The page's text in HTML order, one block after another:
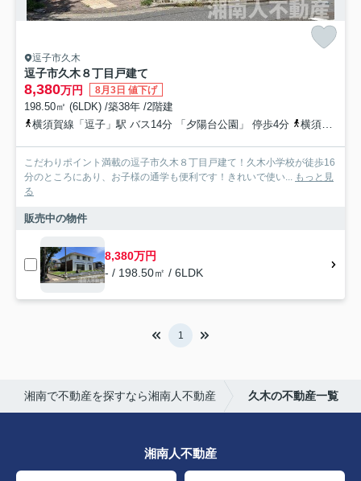
逗子市久木
逗子市久木８丁目戸建て
8,380万円 8月3日 値下げ
198.50㎡ (6LDK) /築38年 /2階建
横須賀線「逗子」駅 バス14分 「夕陽台公園」 停歩4分
横須賀線「鎌倉」駅 バス19分 「夕陽台公園」 停歩4分
こだわりポイント満載の逗子市久木８丁目戸建て！久木小学校が徒歩16
分のところにあり、お子様の通学も便利です！きれいで使い... もっと見
る
販売中の物件
8,380万円
- / 198.50㎡ / 6LDK
1
湘南で不動産を探すなら湘南人不動産 久木の不動産一覧
湘南人不動産